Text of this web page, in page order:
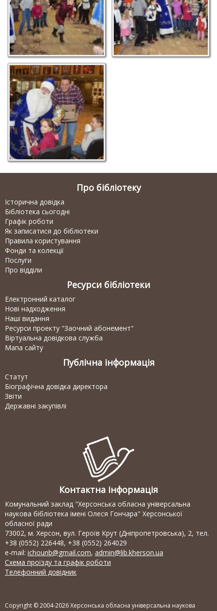
Всі люблять подарунки
Про бібліотеку
Історична довідка
Бібліотека сьогодні
Графік роботи
Як записатися до бібліотеки
Правила користування
Фонди та колекції
Послуги
Про відділи
Ресурси бібліотеки
Електронний каталог
Нові надходження
Наші видання
Ресурси проекту "Заочний абонемент"
Віртуальна довідкова служба
Мапа сайту
Публічна інформація
Статут
Біографічна довідка директора
Звіти
Державні закупівлі
Контактна інформація
Комунальний заклад "Херсонська обласна універсальна
наукова бібліотека імені Олеся Гончара" Херсонської
обласної ради
73002, м. Херсон, вул. Героїв Крут (Дніпропетровська), 2, тел.
+38 (0552) 226448, +38 (0552) 264029
e-mail: ichounb@gmail.com, admin@lib.kherson.ua
Схема проїзду та графік роботи
Телефонний довідник
Copyright © 2004-2026 Херсонська обласна універсальна наукова